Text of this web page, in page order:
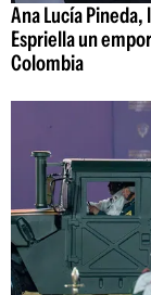
Ana Lucía
Espriella un
Colombia